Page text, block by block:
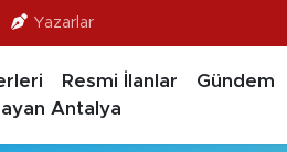
Yazarlar
Resmi İlanlar Gündem
Antalya